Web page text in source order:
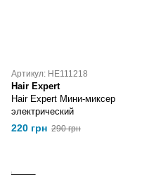
Артикул: HE111218
Hair Expert
Hair Expert Мини-миксер
электрический
220 грн 290 грн